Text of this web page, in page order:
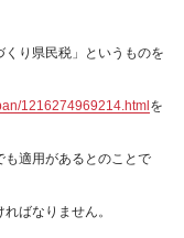
り県民税」というものを
1216274969214.html を
適用があるとのことで
ばなりません。